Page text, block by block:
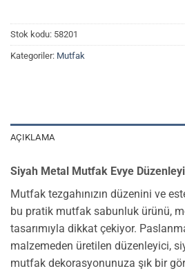
Stok kodu: 58201
Kategoriler: Mutfak
AÇIKLAMA
Siyah Metal Mutfak Evye
Mutfak tezgahınızın düzenini ve
bu pratik mutfak sabunluk ürünü,
tasarımıyla dikkat çekiyor.
malzemeden üretilen düzenleyici,
mutfak dekorasyonunuza şık bir